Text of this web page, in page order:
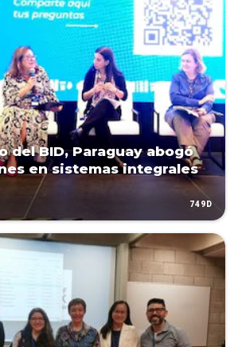
del BID, Paraguay abogó
en sistemas integrales
749D